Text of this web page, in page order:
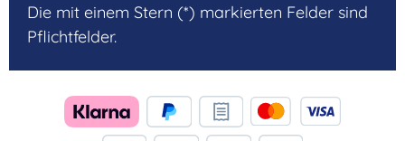
Die mit einem Stern (*) markierten Felder sind
Pflichtfelder.